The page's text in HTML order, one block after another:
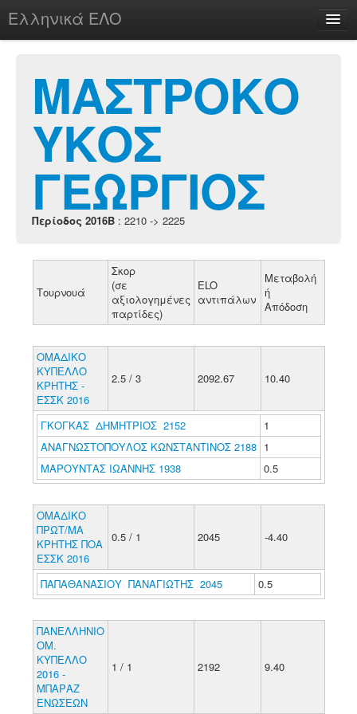
Ελληνικά ΕΛΟ
chesstu.be @ discord
ΜΑΣΤΡΟΚΟ
ΥΚΟΣ
ΓΕΩΡΓΙΟΣ
Περίοδος 2016B : 2210 -> 2225
Τουρνουά
Σκορ
(σε
αξιολογημένες
παρτίδες)
ELO
αντιπάλων
Μεταβολή
ή
Απόδοση
ΟΜΑΔΙΚΟ
ΚΥΠΕΛΛΟ
ΚΡΗΤΗΣ -
ΕΣΣΚ 2016
2.5 / 3 2092.67 10.40
ΓΚΟΓΚΑΣ ΔΗΜΗΤΡΙΟΣ 2152
1
ΑΝΑΓΝΩΣΤΟΠΟΥΛΟΣ ΚΩΝΣΤΑΝΤΙΝΟΣ 2188 1
ΜΑΡΟΥΝΤΑΣ ΙΩΑΝΝΗΣ 1938
0.5
ΟΜΑΔΙΚΟ
ΠΡΩΤ/ΜΑ
ΚΡΗΤΗΣ ΠΟΑ
ΕΣΣΚ 2016
0.5 / 1 2045 -4.40
ΠΑΠΑΘΑΝΑΣΙΟΥ ΠΑΝΑΓΙΩΤΗΣ 2045 0.5
ΠΑΝΕΛΛΗΝΙΟ
ΟΜ.
ΚΥΠΕΛΛΟ
2016 -
ΜΠΑΡΑΖ
ΕΝΩΣΕΩΝ
1 / 1 2192 9.40